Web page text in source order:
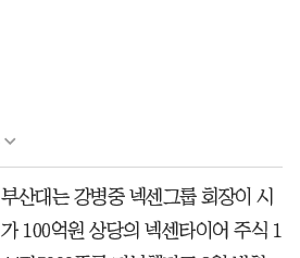
부산대는 강병중 넥센그룹 회장이 시
가 100억원 상당의 넥센타이어 주식 1